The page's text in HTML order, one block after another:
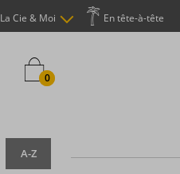
En tête-à-tête
La Cie & Moi
0
A-Z